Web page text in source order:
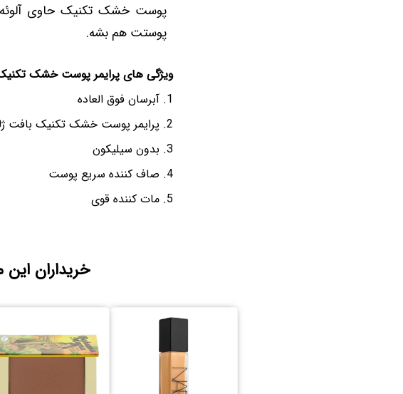
پوست خشک تکنیک حاوی آلوئه
پوستت هم بشه.
ویژگی های پرایمر پوست خشک
آبرسان فوق العاده
پرایمر پوست خشک تکنیک بافت
بدون سیلیکون
صاف کننده سریع پوست
مات کننده قوی
خریداران